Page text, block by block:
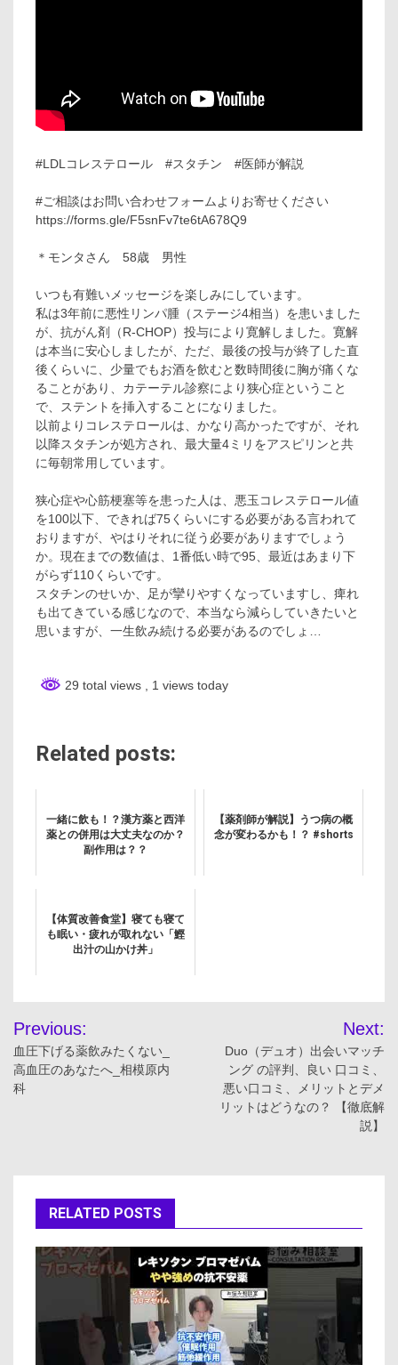
#LDLコレステロール #スタチン #医師が解説
#ご相談はお問い合わせフォームよりお寄せください
https://forms.gle/F5snFv7te6tA678Q9
＊モンタさん 58歳 男性
いつも有難いメッセージを楽しみにしています。
私は3年前に悪性リンパ腫（ステージ4相当）を患いました
が、抗がん剤（R-CHOP）投与により寛解しました。寛解
は本当に安心しましたが、ただ、最後の投与が終了した直
後くらいに、少量でもお酒を飲むと数時間後に胸が痛くな
ることがあり、カテーテル診察により狭心症ということ
で、ステントを挿入することになりました。
以前よりコレステロールは、かなり高かったですが、それ
以降スタチンが処方され、最大量4ミリをアスピリンと共
に毎朝常用しています。
狭心症や心筋梗塞等を患った人は、悪玉コレステロール値
を100以下、できれば75くらいにする必要がある言われて
おりますが、やはりそれに従う必要がありますでしょう
か。現在までの数値は、1番低い時で95、最近はあまり下
がらず110くらいです。
スタチンのせいか、足が攣りやすくなっていますし、痺れ
も出てきている感じなので、本当なら減らしていきたいと
思いますが、一生飲み続ける必要があるのでしょ…
29 total views , 1 views today
Related posts:
一緒に飲も！？漢方薬と西洋
薬との併用は大丈夫なのか？
副作用は？？
【薬剤師が解説】うつ病の概
念が変わるかも！？ #shorts
【体質改善食堂】寝ても寝て
も眠い・疲れが取れない「鰹
出汁の山かけ丼」
投
稿
ナ
ー
シ
ョ
Previous:
血圧下げる薬飲みたくない_
高血圧のあなたへ_相模原内
科
Next:
Duo（デュオ）出会いマッチ
ング の評判、良い 口コミ、
悪い口コミ、メリットとデメ
リットはどうなの？ 【徹底解
説】
RELATED POSTS